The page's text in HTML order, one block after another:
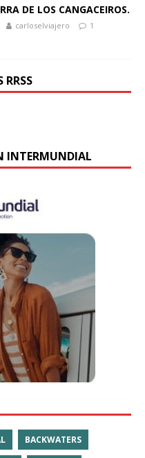
DE LOS CANGACEIROS.
carloselviajero 1
RRSS
INTERMUNDIAL
BACKWATERS